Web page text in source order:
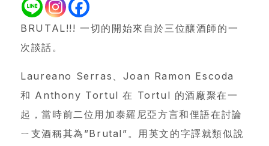
BRUTAL!!! 一切的開始來自於三位釀酒師的一
次談話。
Laureano Serras、Joan Ramon Escoda
和 Anthony Tortul 在 Tortul 的酒廠聚在一
起，當時前二位用加泰羅尼亞方言和俚語在討論
ㄧ支酒稱其為”Brutal”。用英文的字譯就類似說